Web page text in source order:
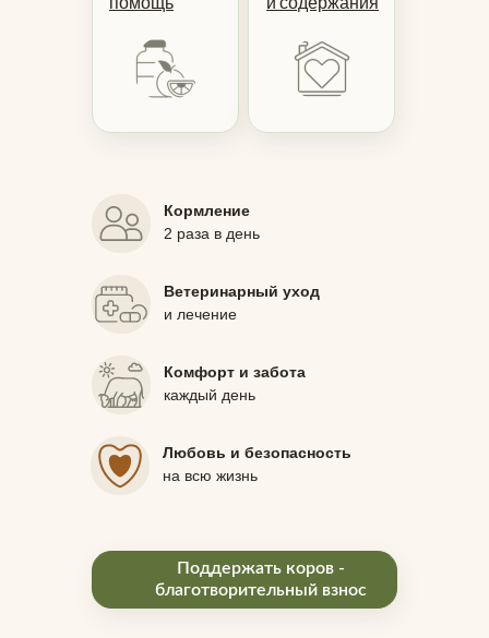
Кормление
2 раза в день
Ветеринарный уход
и лечение
Комфорт и забота
каждый день
Любовь и безопасность
на всю жизнь
Поддержать коров -
благотворительный взнос